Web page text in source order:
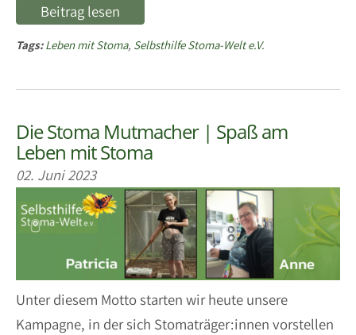
Beitrag lesen
Tags:Leben mit Stoma, Selbsthilfe Stoma-Welt e.V.
Die Stoma Mutmacher | Spaß am
Leben mit Stoma
02. Juni 2023
Unter diesem Motto starten wir heute unsere
Kampagne, in der sich Stomaträger:innen vorstellen